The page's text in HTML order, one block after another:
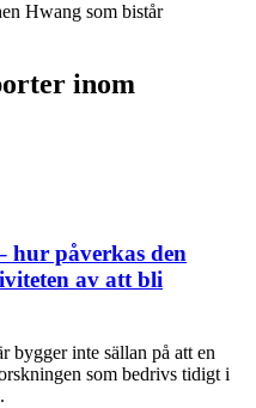
Hwang som bistår
inom
hur påverkas den
av att bli
bygger inte sällan på att en
som bedrivs tidigt i